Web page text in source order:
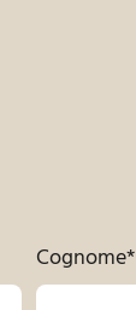
Cognome*